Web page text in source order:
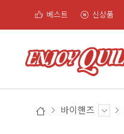
베스트 신상품
바이핸즈